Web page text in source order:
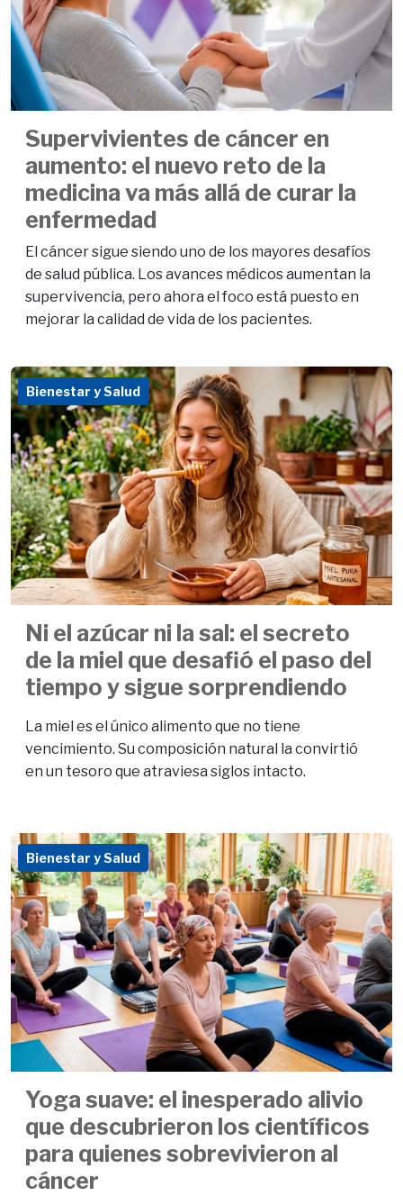
Supervivientes de cáncer en
aumento: el nuevo reto de la
medicina va más allá de curar la
enfermedad
El cáncer sigue siendo uno de los mayores desafíos
de salud pública. Los avances médicos aumentan la
supervivencia, pero ahora el foco está puesto en
mejorar la calidad de vida de los pacientes.
Bienestar y Salud
Ni el azúcar ni la sal: el secreto
de la miel que desafió el paso del
tiempo y sigue sorprendiendo
La miel es el único alimento que no tiene
vencimiento. Su composición natural la convirtió
en un tesoro que atraviesa siglos intacto.
Bienestar y Salud
Yoga suave: el inesperado alivio
que descubrieron los científicos
para quienes sobrevivieron al
cáncer